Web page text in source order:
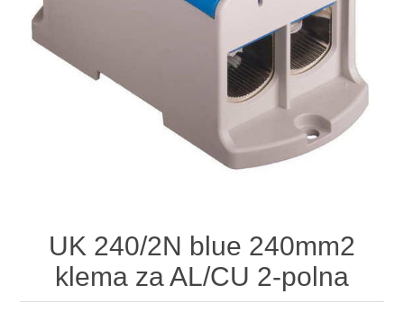
UK 240/2N blue 240mm2
klema za AL/CU 2-polna